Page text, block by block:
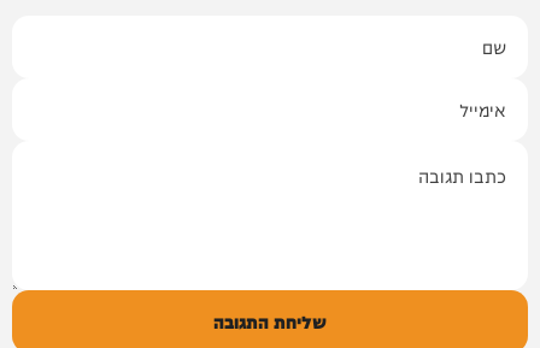
שליחת התגובה